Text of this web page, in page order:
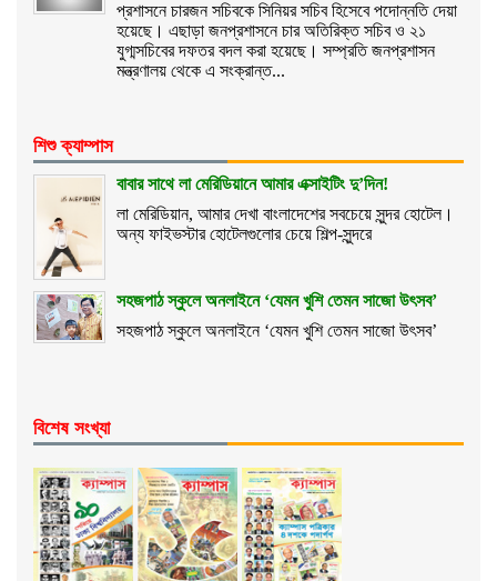
প্রশাসনে চারজন সচিবকে সিনিয়র সচিব হিসেবে পদোন্নতি দেয়া
হয়েছে। এছাড়া জনপ্রশাসনে চার অতিরিক্ত সচিব ও ২১
যুগ্মসচিবের দফতর বদল করা হয়েছে। সম্প্রতি জনপ্রশাসন
মন্ত্রণালয় থেকে এ সংক্রান্ত...
শিশু ক্যাম্পাস
বাবার সাথে লা মেরিডিয়ানে আমার এক্সাইটিং দু’দিন!
লা মেরিডিয়ান, আমার দেখা বাংলাদেশের সবচেয়ে সুন্দর হোটেল।
অন্য ফাইভস্টার হোটেলগুলোর চেয়ে শিল্প-সুন্দরে
সহজপাঠ স্কুলে অনলাইনে ‘যেমন খুশি তেমন সাজো উৎসব’
সহজপাঠ স্কুলে অনলাইনে ‘যেমন খুশি তেমন সাজো উৎসব’
বিশেষ সংখ্যা